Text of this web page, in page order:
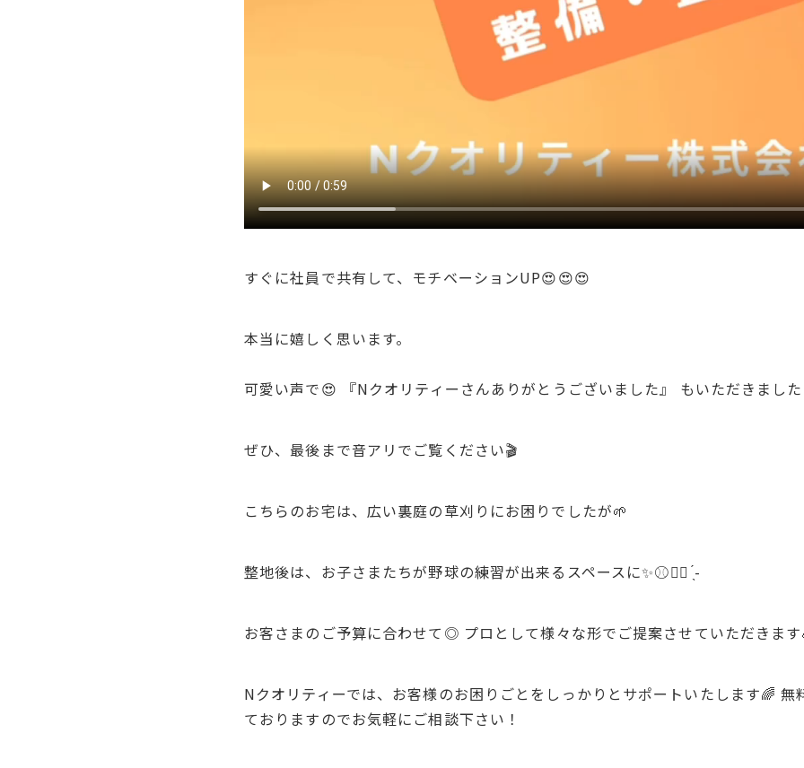
すぐに社員で共有して、モチベーションUP😍😍😍
本当に嬉しく思います。
可愛い声で😍 『Nクオリティーさんありがとうございました』 もいただきまし
ぜひ、最後まで音アリでご覧ください🎬
こちらのお宅は、広い裏庭の草刈りにお困りでしたが🌱
整地後は、お子さまたちが野球の練習が出来るスペースに✨️⚾️︎👍🏻 ̖́-
お客さまのご予算に合わせて◎ プロとして様々な形でご提案させていただきま
Nクオリティーでは、お客様のお困りごとをしっかりとサポートいたします🌈 無
ておりますのでお気軽にご相談下さい！